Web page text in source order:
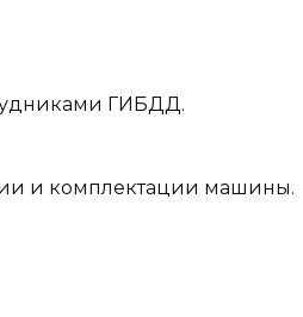
ГИБДД.
и комплектации машины.